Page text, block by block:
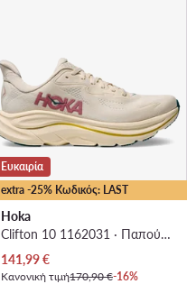
extra -25% Κωδικός: LAST
Ευκαιρία
Hoka
Clifton 10 1162031 · Παπούτσια για Τρέξιμο
Τρέχουσα τιμή
141,99€
Κανονική τιμή170,90 €-16%